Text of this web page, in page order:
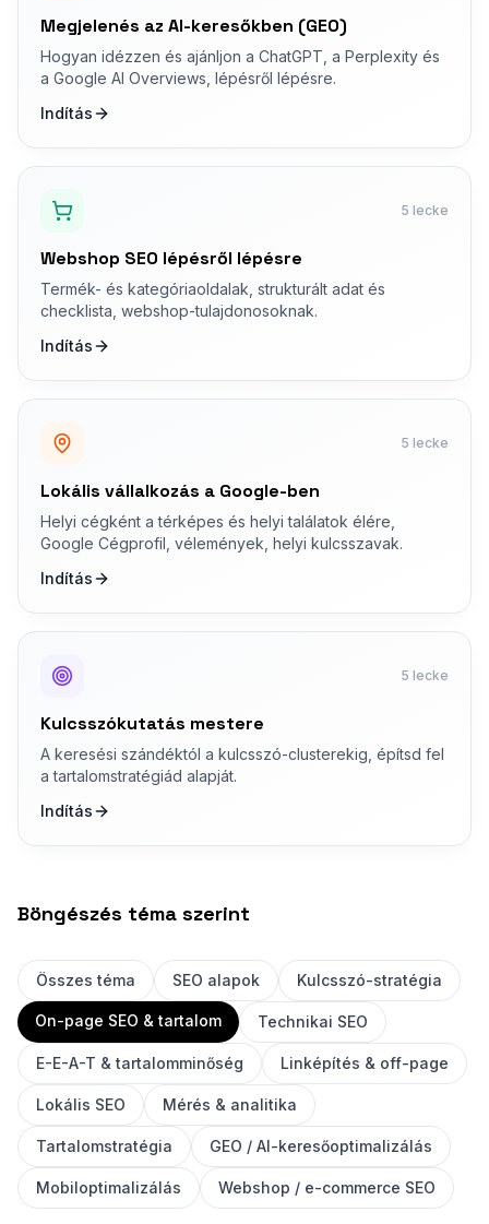
Megjelenés az AI-keresőkben (GEO)
Hogyan idézzen és ajánljon a ChatGPT, a Perplexity és
a Google AI Overviews, lépésről lépésre.
Indítás
5 lecke
Webshop SEO lépésről lépésre
Termék- és kategóriaoldalak, strukturált adat és
checklista, webshop-tulajdonosoknak.
Indítás
5 lecke
Lokális vállalkozás a Google-ben
Helyi cégként a térképes és helyi találatok élére,
Google Cégprofil, vélemények, helyi kulcsszavak.
Indítás
5 lecke
Kulcsszókutatás mestere
A keresési szándéktól a kulcsszó-clusterekig, építsd fel
a tartalomstratégiád alapját.
Indítás
Böngészés téma szerint
Összes téma SEO alapok Kulcsszó-stratégia
On-page SEO & tartalom Technikai SEO
E-E-A-T & tartalomminőség Linképítés & off-page
Lokális SEO Mérés & analitika
Tartalomstratégia GEO / AI-keresőoptimalizálás
Mobiloptimalizálás Webshop / e-commerce SEO